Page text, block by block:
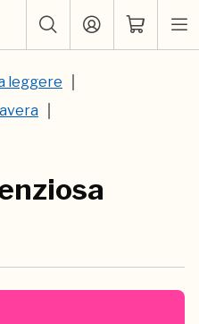
leggere